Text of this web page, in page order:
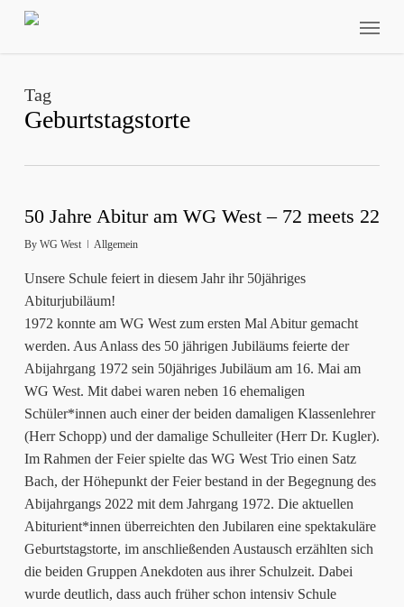
Skip
Tag
Geburtstagstorte
50 Jahre Abitur am WG West – 72 meets 22
By WG West Allgemein
Unsere Schule feiert in diesem Jahr ihr 50jähriges
Abiturjubiläum!
1972 konnte am WG West zum ersten Mal Abitur gemacht
werden. Aus Anlass des 50 jährigen Jubiläums feierte der
Abijahrgang 1972 sein 50jähriges Jubiläum am 16. Mai am
WG West. Mit dabei waren neben 16 ehemaligen
Schüler*innen auch einer der beiden damaligen Klassenlehrer
(Herr Schopp) und der damalige Schulleiter (Herr Dr. Kugler).
Im Rahmen der Feier spielte das WG West Trio einen Satz
Bach, der Höhepunkt der Feier bestand in der Begegnung des
Abijahrgangs 2022 mit dem Jahrgang 1972. Die aktuellen
Abiturient*innen überreichten den Jubilaren eine spektakuläre
Geburtstagstorte, im anschließenden Austausch erzählten sich
die beiden Gruppen Anekdoten aus ihrer Schulzeit. Dabei
wurde deutlich, dass auch früher schon intensiv Schule